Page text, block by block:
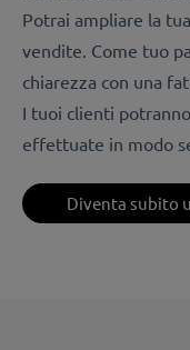
Potrai ampliare la
vendite. Come tuo
chiarezza con una
I tuoi clienti
effettuate in modo
Diventa subito